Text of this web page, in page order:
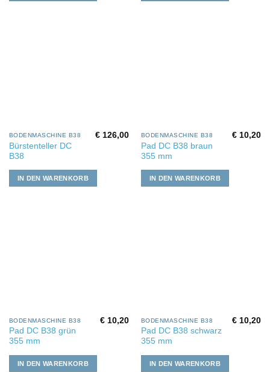
BODENMASCHINE B38
Bürstenteller DC
B38
€ 126,00
IN DEN WARENKORB
BODENMASCHINE B38
Pad DC B38 braun
355 mm
€ 10,20
IN DEN WARENKORB
BODENMASCHINE B38
Pad DC B38 grün
355 mm
€ 10,20
IN DEN WARENKORB
BODENMASCHINE B38
Pad DC B38 schwarz
355 mm
€ 10,20
IN DEN WARENKORB